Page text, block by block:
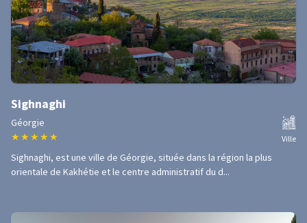
Sighnaghi
Géorgie
★ ★ ★ ★ ★ Ville
Sighnaghi, est une ville de Géorgie, située dans la région la plus
orientale de Kakhétie et le centre administratif du d...